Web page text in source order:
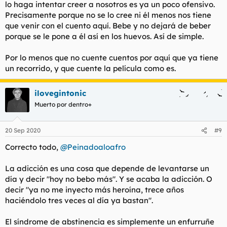
lo haga intentar creer a nosotros es ya un poco ofensivo.
Precisamente porque no se lo cree ni él menos nos tiene
que venir con el cuento aquí. Bebe y no dejará de beber
porque se le pone a él así en los huevos. Así de simple.
Por lo menos que no cuente cuentos por aquí que ya tiene
un recorrido, y que cuente la película como es.
ilovegintonic
Muerto por dentro+
20 Sep 2020 #9
Correcto todo, @Peinadoaloafro
La adicción es una cosa que depende de levantarse un
día y decir "hoy no bebo más". Y se acaba la adicción. O
decir "ya no me inyecto más heroína, trece años
haciéndolo tres veces al día ya bastan".
El síndrome de abstinencia es simplemente un enfurruñe